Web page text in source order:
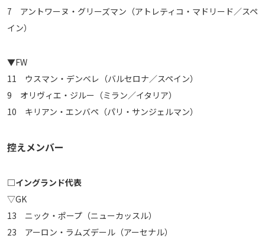
7 アントワーヌ・グリーズマン（アトレティコ・マドリード／スペ
イン）
▼FW
11 ウスマン・デンベレ（バルセロナ／スペイン）
9 オリヴィエ・ジルー（ミラン／イタリア）
10 キリアン・エンバペ（パリ・サンジェルマン）
控えメンバー
□イングランド代表
▽GK
13 ニック・ポープ（ニューカッスル）
23 アーロン・ラムズデール（アーセナル）